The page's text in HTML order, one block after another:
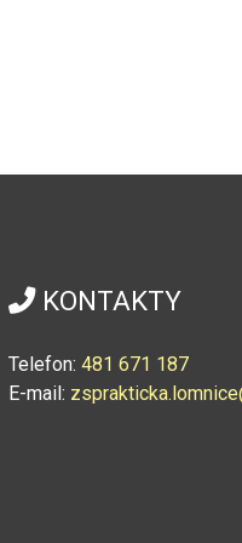
KONTAKTY
Telefon: 481 671 187
E-mail: